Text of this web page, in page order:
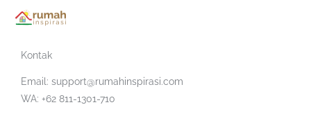
Kontak
Email: support@rumahinspirasi.com
WA: +62 811-1301-710